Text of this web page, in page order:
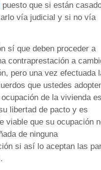
puesto que si están
vía judicial y si no vía
sí que deben proceder a
contraprestación a
pero una vez efectuada
que ustedes
de la vivienda
libertad de pacto y es
viable que su ocupación
de ninguna
si así lo aceptan las